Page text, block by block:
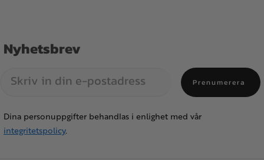
Nyhetsbrev
Prenumerera
Dina personuppgifter behandlas i enlighet med vår
integritetspolicy.